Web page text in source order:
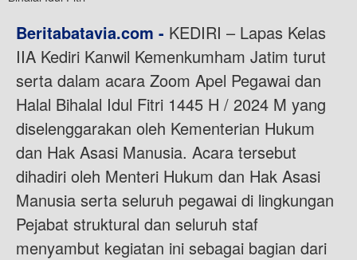
Beritabatavia.com - KEDIRI – Lapas Kelas
IIA Kediri Kanwil Kemenkumham Jatim turut
serta dalam acara Zoom Apel Pegawai dan
Halal Bihalal Idul Fitri 1445 H / 2024 M yang
diselenggarakan oleh Kementerian Hukum
dan Hak Asasi Manusia. Acara tersebut
dihadiri oleh Menteri Hukum dan Hak Asasi
Manusia serta seluruh pegawai di lingkungan
Pejabat struktural dan seluruh staf
menyambut kegiatan ini sebagai bagian dari